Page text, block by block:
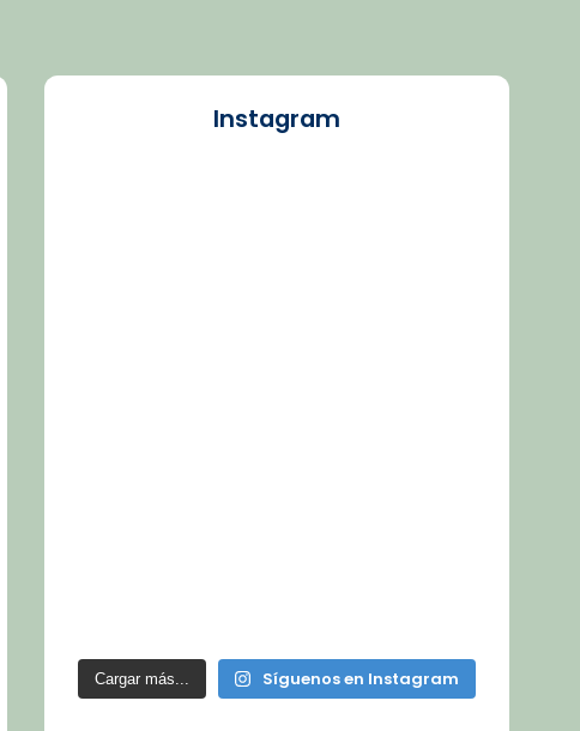
Instagram
Cargar más... Síguenos en Instagram